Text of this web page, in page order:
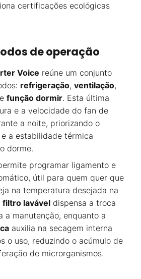
certificações ecológicas
de operação
Voice reúne um conjunto
refrigeração, ventilação,
e função dormir. Esta última
e a velocidade do fan de
a noite, priorizando o
a estabilidade térmica
dorme.
programar ligamento e
útil para quem quer que
na temperatura desejada na
filtro lavável dispensa a troca
a manutenção, enquanto a
auxilia na secagem interna
o uso, reduzindo o acúmulo de
de microrganismos.